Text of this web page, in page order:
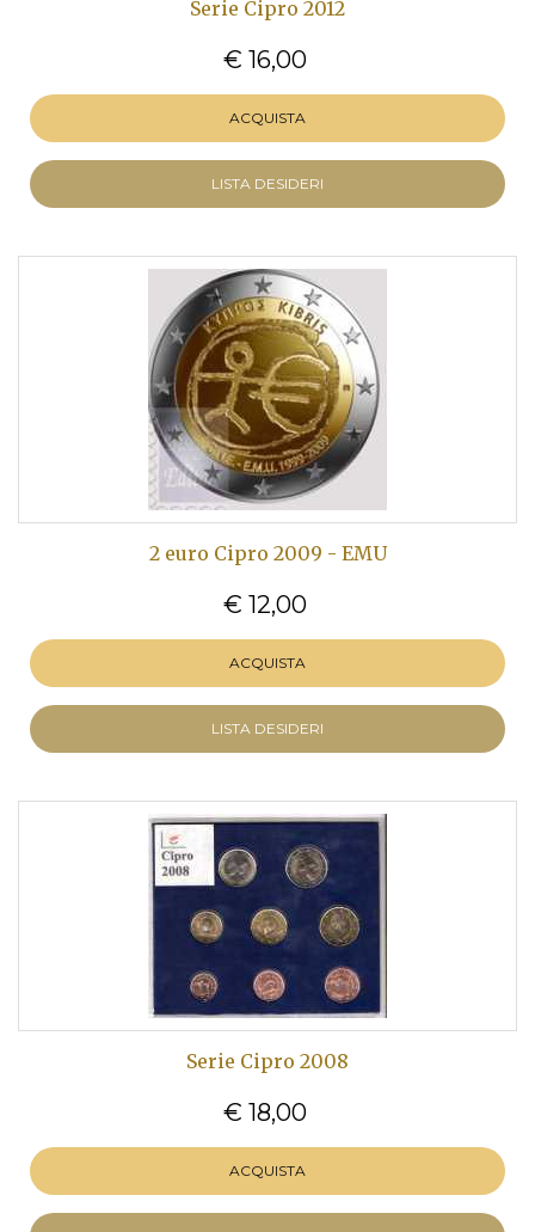
Serie Cipro 2012
€ 16,00
ACQUISTA
LISTA DESIDERI
2 euro Cipro 2009 - EMU
€ 12,00
ACQUISTA
LISTA DESIDERI
Serie Cipro 2008
€ 18,00
ACQUISTA